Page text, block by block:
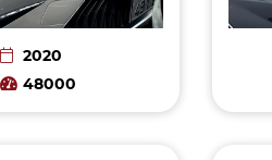
2020
48000